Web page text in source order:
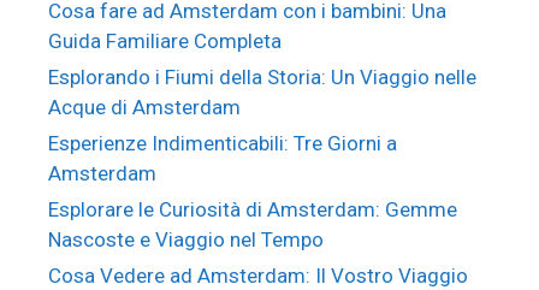
Cosa fare ad Amsterdam con i bambini: Una
Guida Familiare Completa
Esplorando i Fiumi della Storia: Un Viaggio nelle
Acque di Amsterdam
Esperienze Indimenticabili: Tre Giorni a
Amsterdam
Esplorare le Curiosità di Amsterdam: Gemme
Nascoste e Viaggio nel Tempo
Cosa Vedere ad Amsterdam: Il Vostro Viaggio